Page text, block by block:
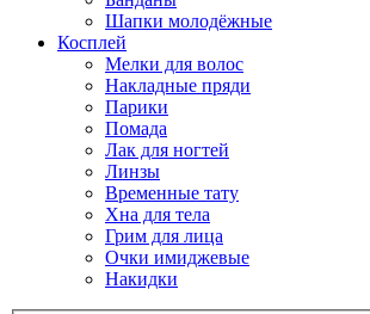
Шапки молодёжные
Косплей
Мелки для волос
Накладные пряди
Парики
Помада
Лак для ногтей
Линзы
Временные тату
Хна для тела
Грим для лица
Очки имиджевые
Накидки